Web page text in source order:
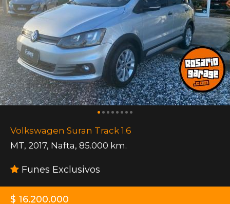
Volkswagen Suran Track 1.6
MT, 2017, Nafta, 85.000 km.
Funes Exclusivos
$ 16.200.000